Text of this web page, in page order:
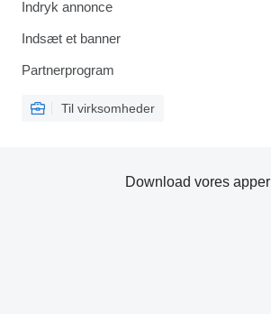
Indryk annonce
Indsæt et banner
Partnerprogram
Til virksomheder
Download vores apper